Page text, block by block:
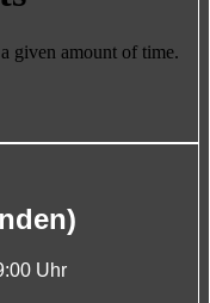
Uhr